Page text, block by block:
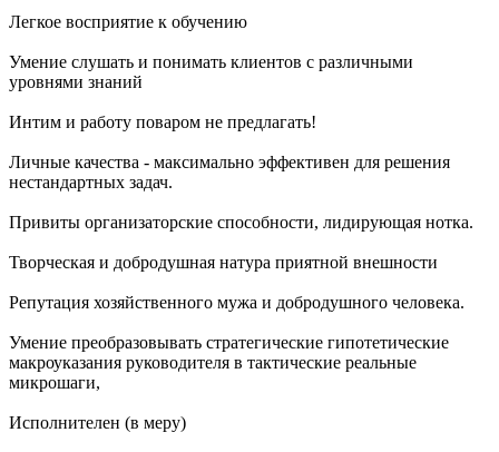
Легкое восприятие к обучению
Умение слушать и понимать клиентов с различными
уровнями знаний
Интим и работу поваром не предлагать!
Личные качества - максимально эффективен для решения
нестандартных задач.
Привиты организаторские способности, лидирующая нотка.
Творческая и добродушная натура приятной внешности
Репутация хозяйственного мужа и добродушного человека.
Умение преобразовывать стратегические гипотетические
макроуказания руководителя в тактические реальные
микрошаги,
Исполнителен (в меру)